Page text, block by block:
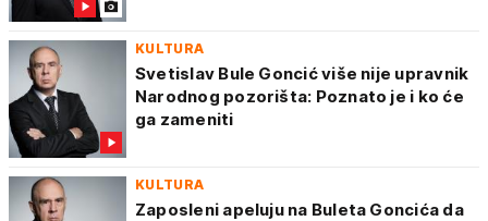
KULTURA
Svetislav Bule Goncić više nije upravnik
Narodnog pozorišta: Poznato je i ko će
ga zameniti
KULTURA
Zaposleni apeluju na Buleta Goncića da